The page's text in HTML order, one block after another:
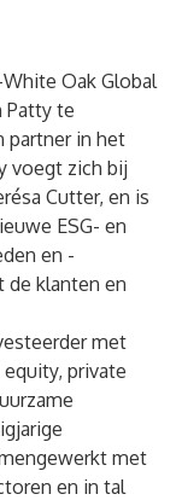
White Oak Global
Patty te
partner in het
voegt zich bij
Cutter, en is
ESG- en
en -
de klanten en
met
private
met
en in tal